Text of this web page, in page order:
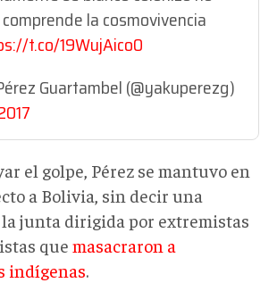
la cosmovivencia
t.co/19WujAico0
Guartambel (@yakuperezg)
el golpe, Pérez se mantuvo en
a Bolivia, sin decir una
junta dirigida por extremistas
que masacraron a
indígenas.